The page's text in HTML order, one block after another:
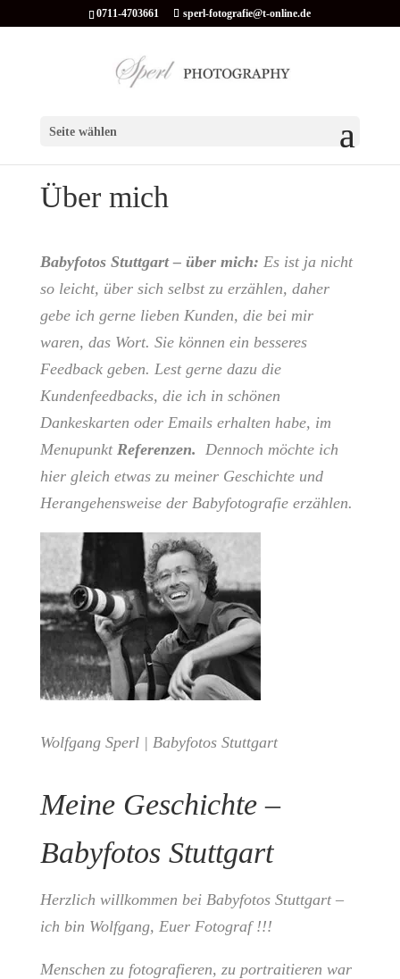
0711-4703661 sperl-fotografie@t-online.de
Seite wählen
Über mich
Babyfotos Stuttgart – über mich: Es ist ja nicht
so leicht, über sich selbst zu erzählen, daher
gebe ich gerne lieben Kunden, die bei mir
waren, das Wort. Sie können ein besseres
Feedback geben. Lest gerne dazu die
Kundenfeedbacks, die ich in schönen
Dankeskarten oder Emails erhalten habe, im
Menupunkt Referenzen. Dennoch möchte ich
hier gleich etwas zu meiner Geschichte und
Herangehensweise der Babyfotografie erzählen.
Wolfgang Sperl | Babyfotos Stuttgart
Meine Geschichte –
Babyfotos Stuttgart
Herzlich willkommen bei Babyfotos Stuttgart –
ich bin Wolfgang, Euer Fotograf !!!
Menschen zu fotografieren, zu portraitieren war